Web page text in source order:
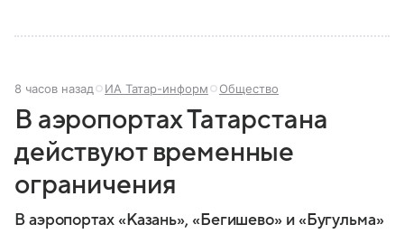
8 часов назад ИА Татар-информ Общество
В аэропортах Татарстана
действуют временные
ограничения
В аэропортах «Казань», «Бегишево» и «Бугульма»